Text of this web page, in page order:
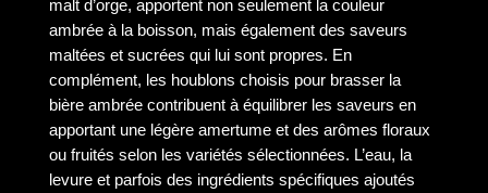
malt d’orge, apportent non seulement la couleur
ambrée à la boisson, mais également des saveurs
maltées et sucrées qui lui sont propres. En
complément, les houblons choisis pour brasser la
bière ambrée contribuent à équilibrer les saveurs en
apportant une légère amertume et des arômes floraux
ou fruités selon les variétés sélectionnées. L’eau, la
levure et parfois des ingrédients spécifiques ajoutés